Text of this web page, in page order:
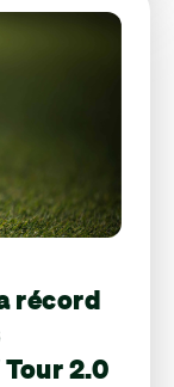
récord
2.0